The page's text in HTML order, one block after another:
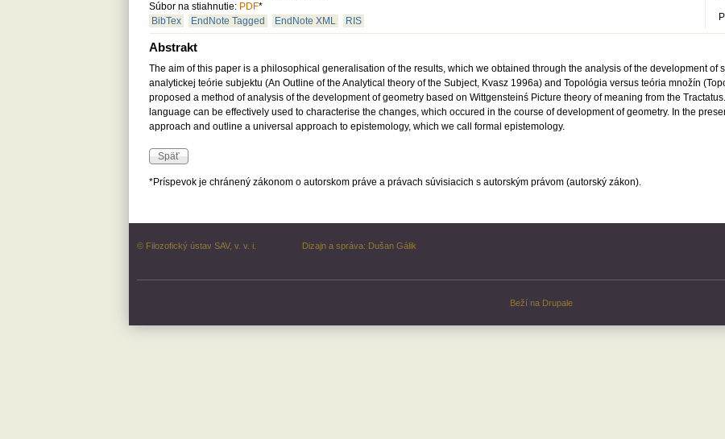
Súbor na stiahnutie: PDF*
BibTex
EndNote Tagged EndNote XML RIS
Abstrakt
The aim of this paper is a philosophical generalisation of the results, which we obtained through the analysis of the development of
analytickej teórie subjektu (An Outline of the Analytical theory of the Subject, Kvasz 1996a) and Topológia versus teória množín
proposed a method of analysis of the development of geometry based on Wittgensteinś Picture theory of meaning from the
language can be effectively used to characterise the changes, which occured in the course of development of geometry. In the
approach and outline a universal approach to epistemology, which we call formal epistemology.
*Príspevok je chránený zákonom o autorskom práve a právach súvisiacich s autorským právom (autorský zákon).
© Filozofický ústav SAV, v. v. i. Dizajn a správa: Dušan Gálik
Beží na Drupale